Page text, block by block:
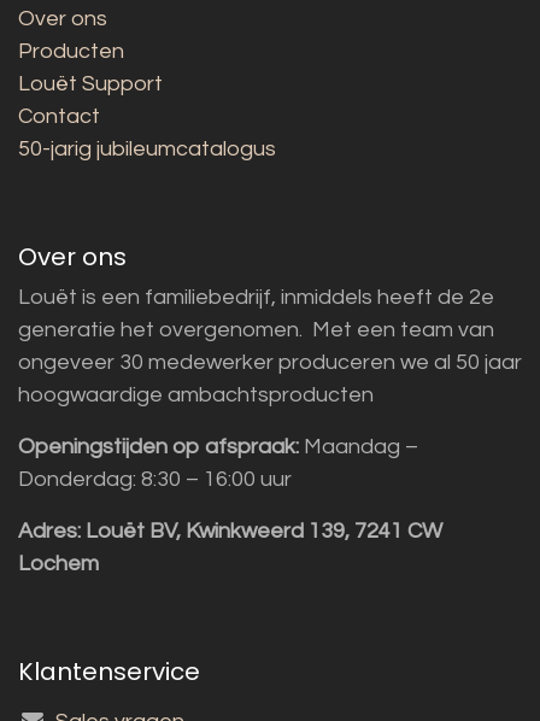
Over ons
Producten
Louët Support
Contact
50-jarig jubileumcatalogus
Over ons
Louët is een familiebedrijf, inmiddels heeft de 2e
generatie het overgenomen. Met een team van
ongeveer 30 medewerker produceren we al 50 jaar
hoogwaardige ambachtsproducten
Openingstijden op afspraak: Maandag –
Donderdag: 8:30 – 16:00 uur
Adres: Louët BV, Kwinkweerd 139, 7241 CW
Lochem
Klantenservice